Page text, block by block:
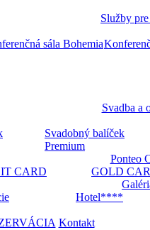
Služby
sála Bohemia
Svadba a
Svadobný balíček
Premium
Ponteo
CARD
GOLD
Hotel****
Kontakt